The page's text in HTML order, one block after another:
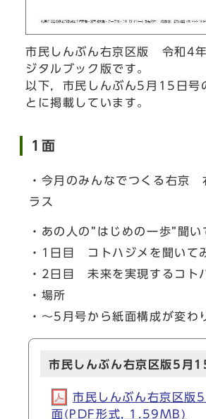
市民しんぶん右京区版 令和4
ジタルブック版です。
以下，市民しんぶん5月15日号
とに掲載しています。
1面
・今月のみんなでつくる右京
ラス
・あの人の”はじめの一歩”聞い
・1日目 コトハジメを聞いて
・2日目 未来を実現するコト
・場所
・～5月号から紙面構成が変わ
市民しんぶん右京区版5
市民しんぶん右京区
面(PDF形式, 1.59MB)